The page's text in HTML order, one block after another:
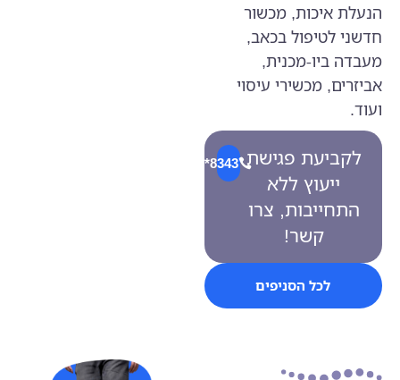
הנעלת איכות, מכשור
חדשני לטיפול בכאב,
מעבדה ביו-מכנית,
אביזרים, מכשירי עיסוי
ועוד.
לקביעת פגישת
ייעוץ ללא
התחייבות, צרו
קשר!
8343*
לכל הסניפים